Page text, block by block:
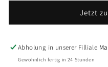
Silber
Silber
Jetzt
Abholung in unserer Filliale
Gewöhnlich fertig in 24 Stunden